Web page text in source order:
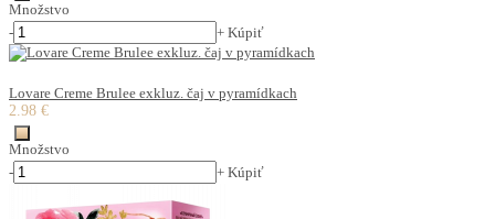
Množstvo
-
+ Kúpiť
Lovare Creme Brulee exkluz. čaj v pyramídkach
2.98 €
Množstvo
-
+ Kúpiť